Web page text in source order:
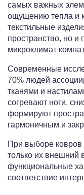
самых важных
ощущению тепла и
текстильные
пространство, но и
микроклимат
Современные
70% людей
тканями и
согревают ноги,
формируют
гармоничным и
При выборе ковров
только их внешний
функциональные
соответствие